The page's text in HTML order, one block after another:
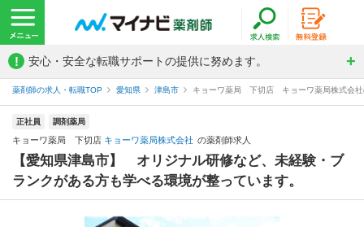
! 安心・安全な転職サポートの提供に努めます。
薬剤師の求人・転職TOP 愛知県 津島市 キョーワ薬局 下切店 キョーワ薬局株式会社
正社員 調剤薬局
キョーワ薬局 下切店 キョーワ薬局株式会社 の薬剤師求人
【愛知県津島市】 オリジナル研修など、未経験・ブ
ランクがある方も学べる環境が整っています。